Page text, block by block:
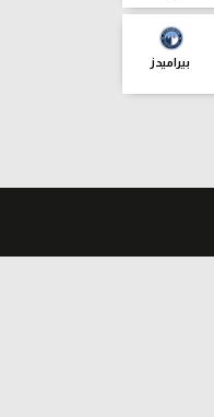
بيراميدز